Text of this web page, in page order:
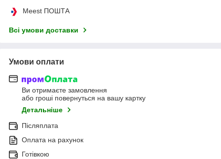
Meest ПОШТА
Всі умови доставки
Умови оплати
Ви отримаєте замовлення
або гроші повернуться на вашу картку
Детальніше
Післяплата
Оплата на рахунок
Готівкою